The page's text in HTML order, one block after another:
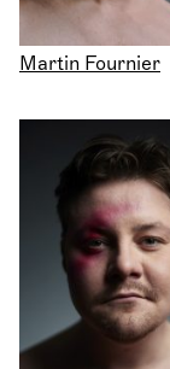
Martin Fournier